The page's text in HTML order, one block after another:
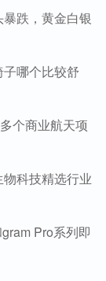
跌，黄金白银
哪个比较舒
个商业航天项
科技精选行业
Pro系列即